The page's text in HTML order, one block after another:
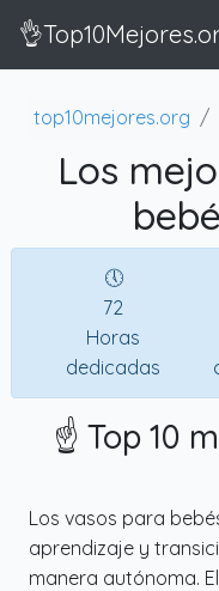
top10mejores.org
Los
🕔
72
Horas
dedicadas
☝️ Top 10
Los vasos para
aprendizaje y
manera autónoma.